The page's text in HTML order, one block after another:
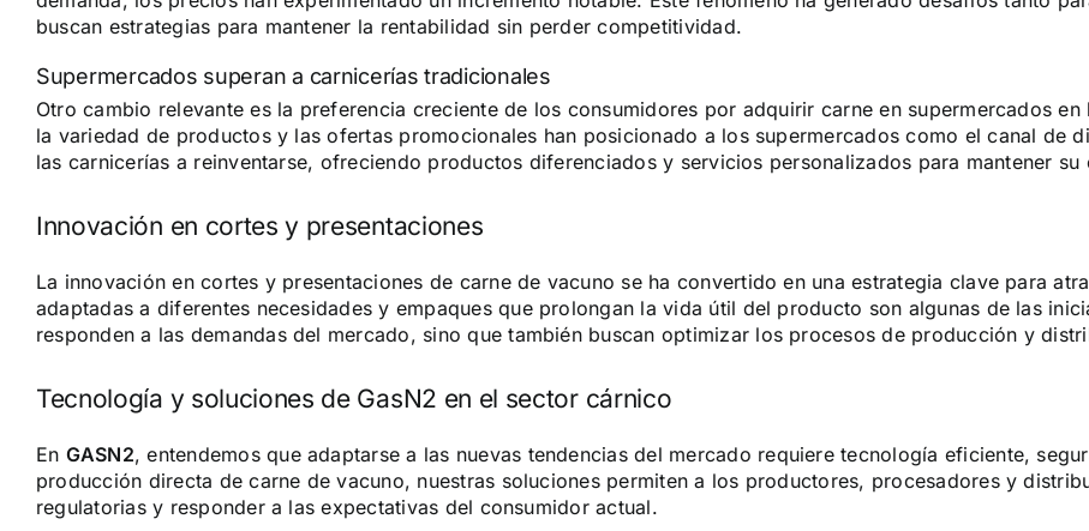
buscan estrategias para mantener la rentabilidad sin perder competitividad.
Supermercados superan a carnicerías tradicionales
Otro cambio relevante es la preferencia creciente de los consumidores por adquirir carne en supermercados
la variedad de productos y las ofertas promocionales han posicionado a los supermercados como el canal de
las carnicerías a reinventarse, ofreciendo productos diferenciados y servicios personalizados para mantener su
Innovación en cortes y presentaciones
La innovación en cortes y presentaciones de carne de vacuno se ha convertido en una estrategia clave para
adaptadas a diferentes necesidades y empaques que prolongan la vida útil del producto son algunas de las
responden a las demandas del mercado, sino que también buscan optimizar los procesos de producción y
Tecnología y soluciones de GasN2 en el sector cárnico
En GASN2, entendemos que adaptarse a las nuevas tendencias del mercado requiere tecnología eficiente,
producción directa de carne de vacuno, nuestras soluciones permiten a los productores, procesadores y
regulatorias y responder a las expectativas del consumidor actual.